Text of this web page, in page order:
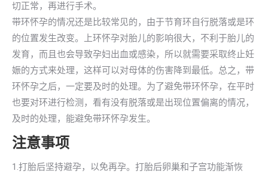
切正常，再进行手术。
带环怀孕的情况还是比较常见的，由于节育环自行脱落或是环
的位置发生改变。上环怀孕对胎儿的影响很大，不利于胎儿的
发育，而且也会导致孕妇出血或感染，所以就需要采取终止妊
娠的方式来处理，这样可以对母体的伤害降到最低。总之，带
环怀孕之后，一定要及时的处理。为了避免带环怀孕，在平时
也要对环进行检测，看有没有脱落或是出现位置偏离的情况，
及时的处理，能避免带环怀孕发生。
注意事项
1.打胎后坚持避孕，以免再孕。打胎后卵巢和子宫功能渐恢